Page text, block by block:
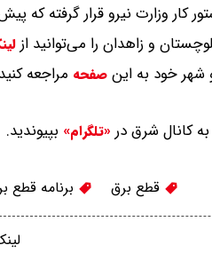
نیرو قرار گرفته که پیش بینی شده
و زاهدان را می‌توانید از
شهر خود به این صفحه مراجعه
کانال شرق در «تلگرام» بپیوندید.
قطع برق برنامه قطع